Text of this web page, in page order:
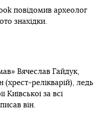
повідомив археолог
знахідки.
Вячеслав Гайдук,
релікварій), ледь
Київської за всі
він.